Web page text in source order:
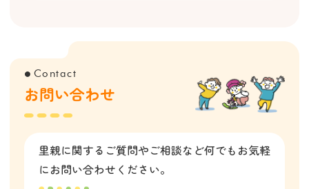
● Contact
お問い合わせ
里親に関するご質問やご相談など何でもお気軽
にお問い合わせください。